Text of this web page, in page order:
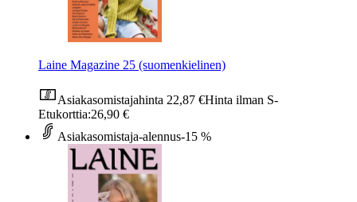
Laine Magazine 25 (suomenkielinen)
Asiakasomistajahinta 22,87 €Hinta ilman S-
Etukorttia:26,90 €
Asiakasomistaja-alennus-15 %